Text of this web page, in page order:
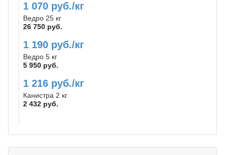
1 070 руб./кг
Ведро 25 кг
26 750 руб.
1 190 руб./кг
Ведро 5 кг
5 950 руб.
1 216 руб./кг
Канистра 2 кг
2 432 руб.